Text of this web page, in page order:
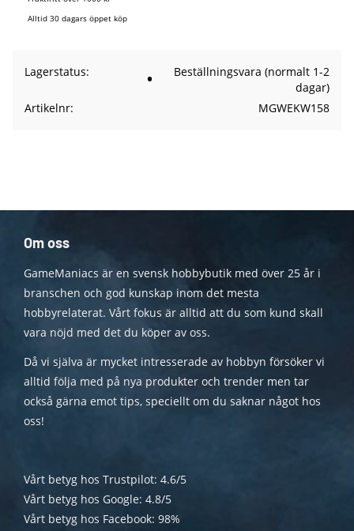
Alltid 30 dagars öppet köp
Lagerstatus
Beställningsvara (normalt 1-2
dagar)
Artikelnr
MGWEKW158
Om oss
GameManiacs är en svensk hobbybutik med över 25 år i
branschen och god kunskap inom det mesta
hobbyrelaterat. Vårt fokus är alltid att du som kund skall
vara nöjd med det du köper av oss.
Då vi själva är mycket intresserade av hobbyn försöker vi
alltid följa med på nya produkter och trender men tar
också gärna emot tips, speciellt om du saknar något hos
oss!
Vårt betyg hos Trustpilot: 4.6/5
Vårt betyg hos Google: 4.8/5
Vårt betyg hos Facebook: 98%